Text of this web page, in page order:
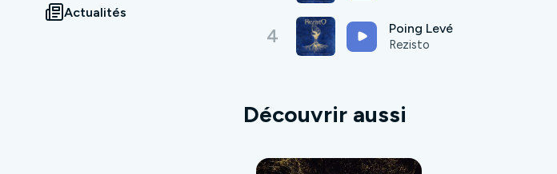
Actualités
4 Poing Levé
Rezisto
Découvrir aussi